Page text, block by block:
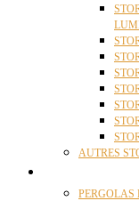
AUTRES
PERGOLAS